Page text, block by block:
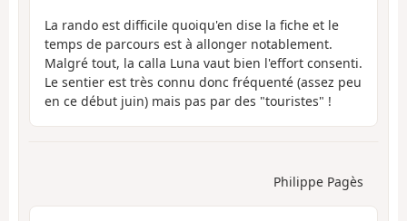
La rando est difficile quoiqu'en dise la fiche et le
temps de parcours est à allonger notablement.
Malgré tout, la calla Luna vaut bien l'effort consenti.
Le sentier est très connu donc fréquenté (assez peu
en ce début juin) mais pas par des "touristes" !
Philippe Pagès